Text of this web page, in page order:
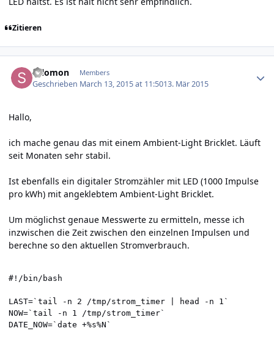
Zitieren
salomon Members
Geschrieben March 13, 2015 at 11:5013. Mär 2015
Hallo,
ich mache genau das mit einem Ambient-Light Bricklet. Läuft
seit Monaten sehr stabil.
Ist ebenfalls ein digitaler Stromzähler mit LED (1000 Impulse
pro kWh) mit angeklebtem Ambient-Light Bricklet.
Um möglichst genaue Messwerte zu ermitteln, messe ich
inzwischen die Zeit zwischen den einzelnen Impulsen und
berechne so den aktuellen Stromverbrauch.
#!/bin/bash
LAST=`tail -n 2 /tmp/strom_timer | head -n 1`
NOW=`tail -n 1 /tmp/strom_timer`
DATE_NOW=`date +%s%N`